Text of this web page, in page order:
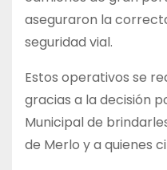
aseguraron la
seguridad vial.
Estos operativos se
gracias a la decisión
Municipal de
de Merlo y a quienes